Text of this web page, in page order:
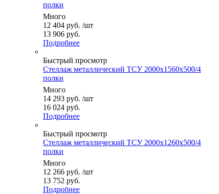
полки
Много
12 404 руб. /шт
13 906 руб.
Подробнее
Быстрый просмотр
Стеллаж металлический ТСУ 2000x1560x500/4
полки
Много
14 293 руб. /шт
16 024 руб.
Подробнее
Быстрый просмотр
Стеллаж металлический ТСУ 2000x1260x500/4
полки
Много
12 266 руб. /шт
13 752 руб.
Подробнее